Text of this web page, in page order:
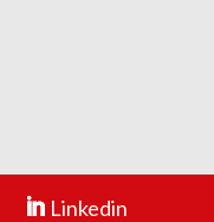
Linkedin